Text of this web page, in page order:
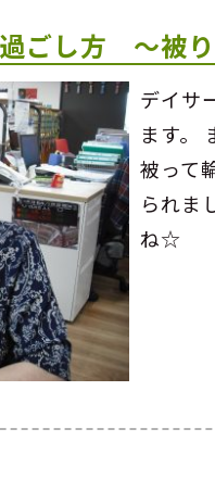
ごし方 ～被
デイサ
ます。
被って
られま
ね☆